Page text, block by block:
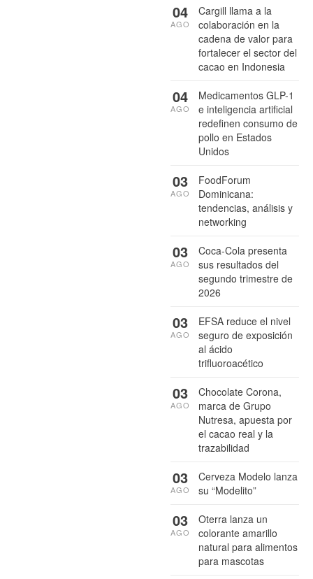
Cargill llama a la
colaboración en la
cadena de valor para
fortalecer el sector del
cacao en Indonesia
04
AGO
Medicamentos GLP-1
e inteligencia artificial
redefinen consumo de
pollo en Estados
Unidos
04
AGO
FoodForum
Dominicana:
tendencias, análisis y
networking
03
AGO
Coca-Cola presenta
sus resultados del
segundo trimestre de
2026
03
AGO
EFSA reduce el nivel
seguro de exposición
al ácido
trifluoroacético
03
AGO
Chocolate Corona,
marca de Grupo
Nutresa, apuesta por
el cacao real y la
trazabilidad
03
AGO
Cerveza Modelo lanza
su “Modelito”
03
AGO
Oterra lanza un
colorante amarillo
natural para alimentos
para mascotas
03
AGO